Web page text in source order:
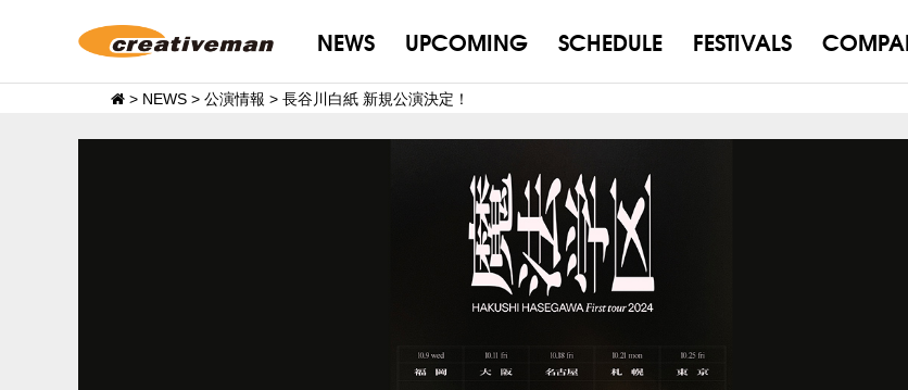
NEWS UPCOMING SCHEDULE FESTIVALS
> NEWS > 公演情報 > 長谷川白紙 新規公演決定！